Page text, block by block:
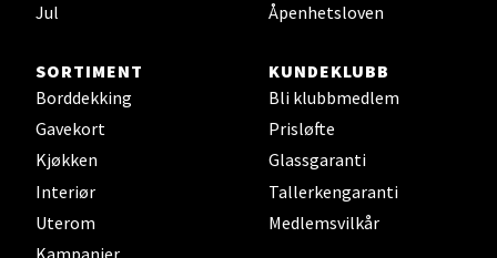
Jul
Åpenhetsloven
SORTIMENT
Borddekking
Gavekort
Kjøkken
Interiør
Uterom
KUNDEKLUBB
Bli klubbmedlem
Prisløfte
Glassgaranti
Tallerkengaranti
Medlemsvilkår
Sortland - Sortland Storsenter
Strangata 26, 8400 Sortland
Åpent i dag 10-19